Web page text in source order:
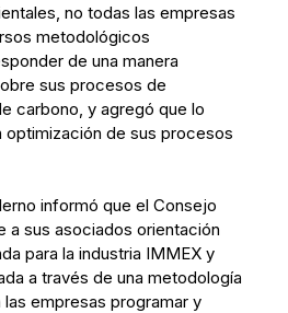
no todas las empresas
metodológicos
de una manera
sus procesos de
carbono, y agregó que lo
optimización de sus procesos
informó que el Consejo
a sus asociados orientación
para la industria IMMEX y
a través de una metodología
empresas programar y